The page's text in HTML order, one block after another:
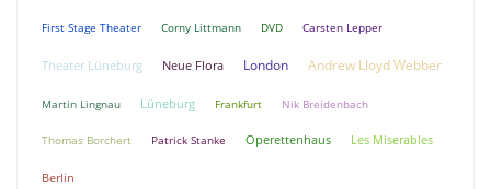
First Stage Theater Corny Littmann DVD Carsten Lepper
Theater Lüneburg Neue Flora London Andrew Lloyd Webber
Martin Lingnau Lüneburg Frankfurt Nik Breidenbach
Thomas Borchert Patrick Stanke Operettenhaus Les Miserables
Berlin